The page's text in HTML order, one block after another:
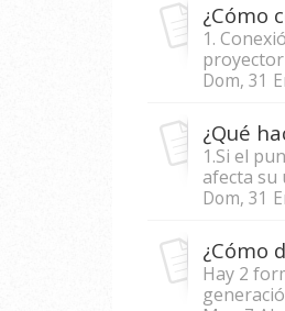
¿Cómo
1.
proyector
Dom, 31
¿Qué
1.Si el
afecta su
Dom, 31
¿Cómo
Hay 2